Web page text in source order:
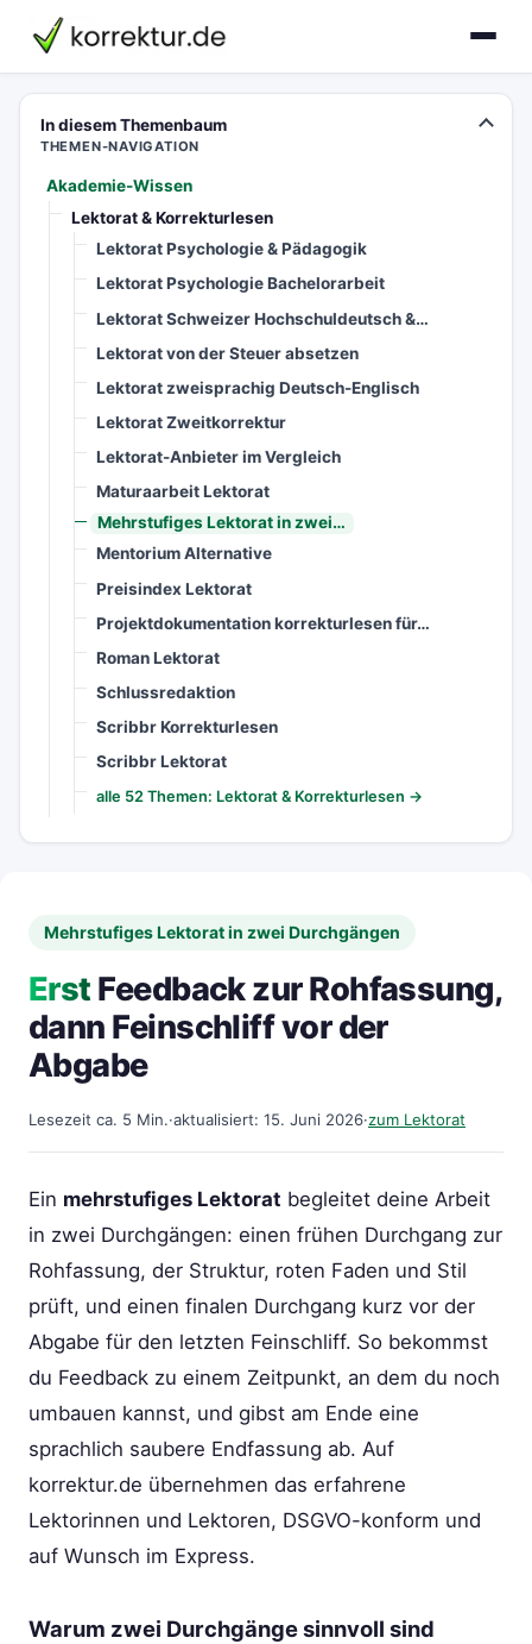
korrektur.de
In diesem Themenbaum
THEMEN-NAVIGATION
Akademie-Wissen
Lektorat & Korrekturlesen
Lektorat Psychologie & Pädagogik
Lektorat Psychologie Bachelorarbeit
Lektorat Schweizer Hochschuldeutsch &…
Lektorat von der Steuer absetzen
Lektorat zweisprachig Deutsch-Englisch
Lektorat Zweitkorrektur
Lektorat-Anbieter im Vergleich
Maturaarbeit Lektorat
Mehrstufiges Lektorat in zwei…
Mentorium Alternative
Preisindex Lektorat
Projektdokumentation korrekturlesen für…
Roman Lektorat
Schlussredaktion
Scribbr Korrekturlesen
Scribbr Lektorat
alle 52 Themen: Lektorat & Korrekturlesen →
Mehrstufiges Lektorat in zwei Durchgängen
Erst Feedback zur Rohfassung,
dann Feinschliff vor der
Abgabe
Lesezeit ca. 5 Min.·aktualisiert: 15. Juni 2026·zum Lektorat
Ein mehrstufiges Lektorat begleitet deine Arbeit
in zwei Durchgängen: einen frühen Durchgang zur
Rohfassung, der Struktur, roten Faden und Stil
prüft, und einen finalen Durchgang kurz vor der
Abgabe für den letzten Feinschliff. So bekommst
du Feedback zu einem Zeitpunkt, an dem du noch
umbauen kannst, und gibst am Ende eine
sprachlich saubere Endfassung ab. Auf
korrektur.de übernehmen das erfahrene
Lektorinnen und Lektoren, DSGVO-konform und
auf Wunsch im Express.
Warum zwei Durchgänge sinnvoll sind